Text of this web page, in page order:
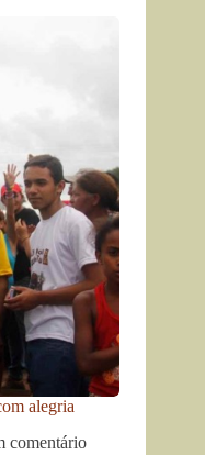
alegria
comentário